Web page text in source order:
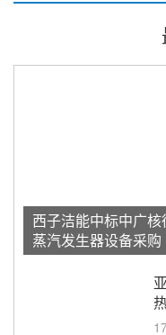
西子洁能中标中广
蒸汽发生器设备采购